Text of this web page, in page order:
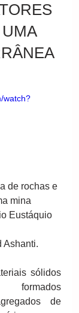
watch?
mina
Eustáquio
Ashanti.
de